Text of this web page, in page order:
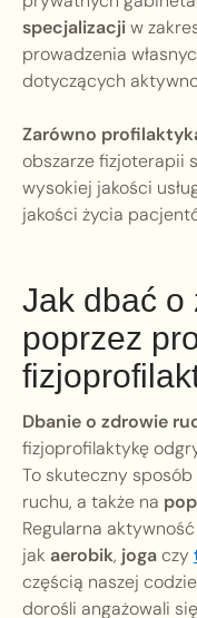
specjalizacjiw
prowadzenia
dotyczących
Zarówno
obszarze fizjoterapii
wysokiej jakości
jakości życia
Jak dbać o
poprzez
Dbanie o zdrowie
fizjoprofilaktykę
To skuteczny sposób
ruchu, a także na
Regularna
jak aerobik, jogaczy
częścią naszej
dorośli angażowali